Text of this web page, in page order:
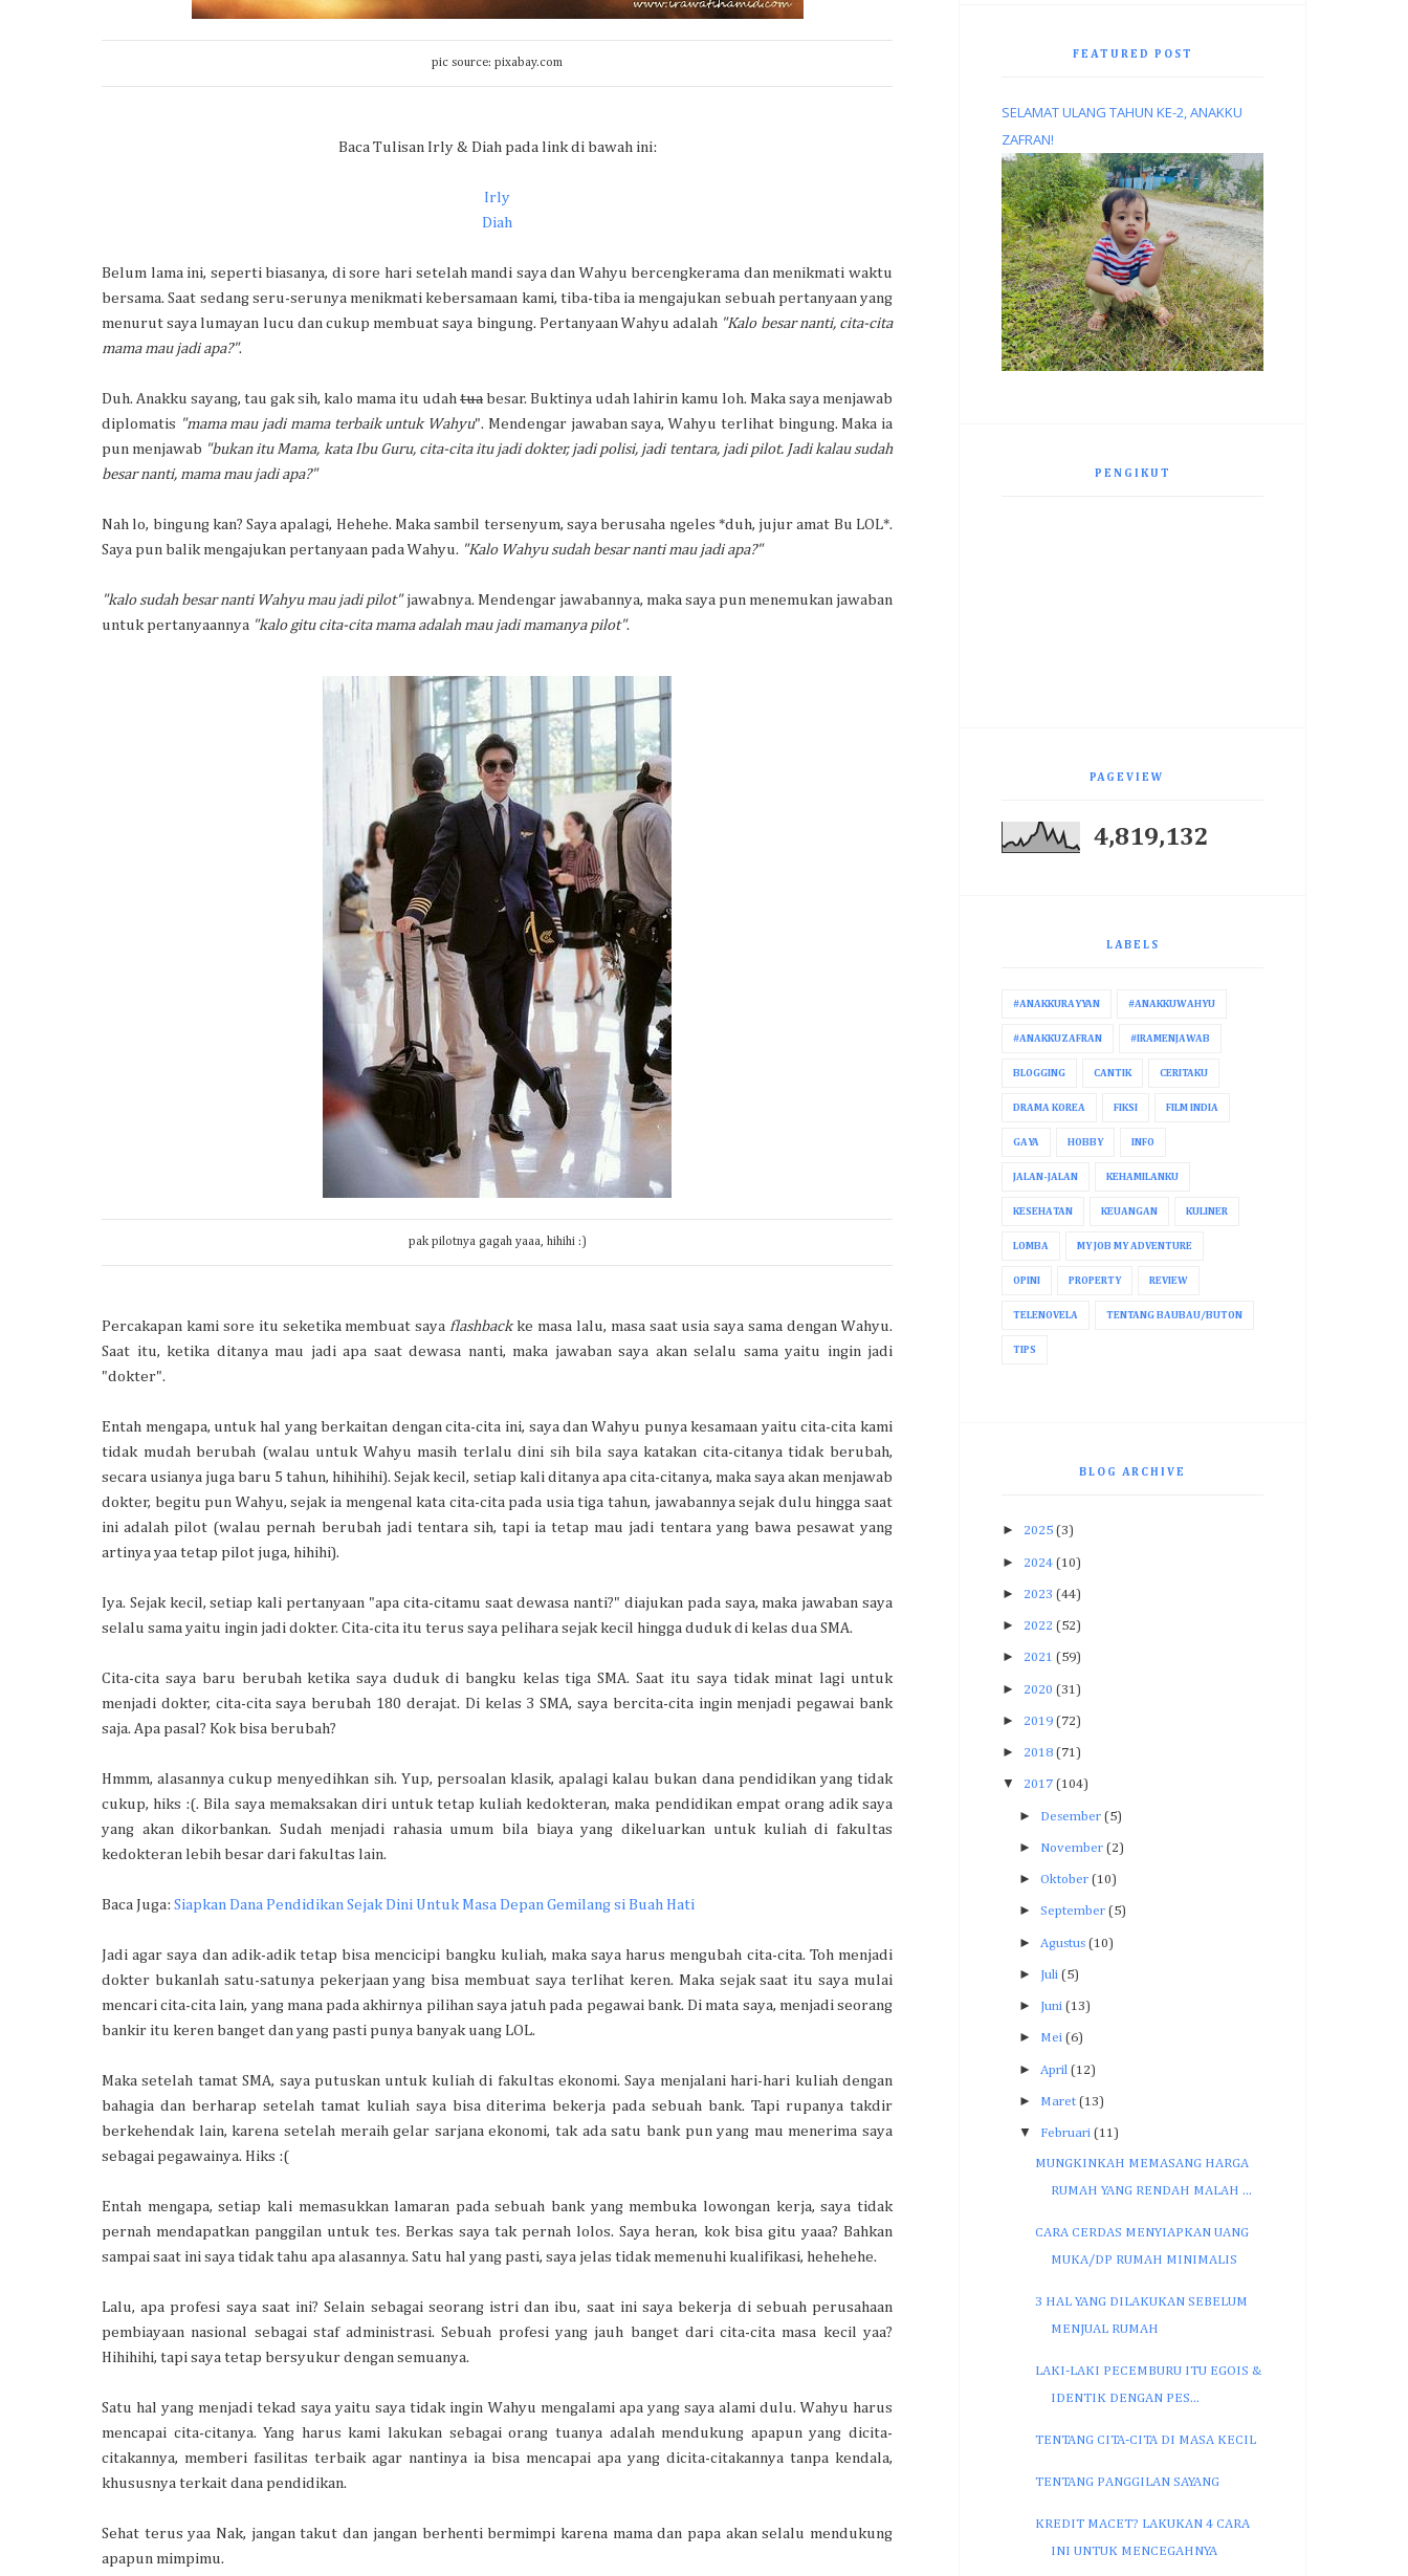
pic source: pixabay.com
Baca Tulisan Irly & Diah pada link di bawah ini:
Irly
Diah
Belum lama ini, seperti biasanya, di sore hari setelah mandi saya dan Wahyu bercengkerama dan menikmati waktu
bersama. Saat sedang seru-serunya menikmati kebersamaan kami, tiba-tiba ia mengajukan sebuah pertanyaan yang
menurut saya lumayan lucu dan cukup membuat saya bingung. Pertanyaan Wahyu adalah "Kalo besar nanti, cita-cita
mama mau jadi apa?".
Duh. Anakku sayang, tau gak sih, kalo mama itu udah tua besar. Buktinya udah lahirin kamu loh. Maka saya menjawab
diplomatis "mama mau jadi mama terbaik untuk Wahyu". Mendengar jawaban saya, Wahyu terlihat bingung. Maka ia
pun menjawab "bukan itu Mama, kata Ibu Guru, cita-cita itu jadi dokter, jadi polisi, jadi tentara, jadi pilot. Jadi kalau sudah
besar nanti, mama mau jadi apa?"
Nah lo, bingung kan? Saya apalagi, Hehehe. Maka sambil tersenyum, saya berusaha ngeles *duh, jujur amat Bu LOL*.
Saya pun balik mengajukan pertanyaan pada Wahyu. "Kalo Wahyu sudah besar nanti mau jadi apa?"
"kalo sudah besar nanti Wahyu mau jadi pilot"jawabnya. Mendengar jawabannya, maka saya pun menemukan jawaban
untuk pertanyaannya "kalo gitu cita-cita mama adalah mau jadi mamanya pilot".
pak pilotnya gagah yaaa, hihihi :)
Percakapan kami sore itu seketika membuat sayaflashback ke masa lalu, masa saat usia saya sama dengan Wahyu.
Saat itu, ketika ditanya mau jadi apa saat dewasa nanti, maka jawaban saya akan selalu sama yaitu ingin jadi
"dokter".
Entah mengapa, untuk hal yang berkaitan dengan cita-cita ini, saya dan Wahyu punya kesamaan yaitu cita-cita kami
tidak mudah berubah (walau untuk Wahyu masih terlalu dini sih bila saya katakan cita-citanya tidak berubah,
secara usianya juga baru 5 tahun, hihihihi). Sejak kecil, setiap kali ditanya apa cita-citanya, maka saya akan menjawab
dokter, begitu pun Wahyu, sejak ia mengenal kata cita-cita pada usia tiga tahun, jawabannya sejak dulu hingga saat
ini adalah pilot (walau pernah berubah jadi tentara sih, tapi ia tetap mau jadi tentara yang bawa pesawat yang
artinya yaa tetap pilot juga, hihihi).
Iya. Sejak kecil, setiap kali pertanyaan "apa cita-citamu saat dewasa nanti?" diajukan pada saya, maka jawaban saya
selalu sama yaitu ingin jadi dokter. Cita-cita itu terus saya pelihara sejak kecil hingga duduk di kelas dua SMA.
Cita-cita saya baru berubah ketika saya duduk di bangku kelas tiga SMA. Saat itu saya tidak minat lagi untuk
menjadi dokter, cita-cita saya berubah 180 derajat. Di kelas 3 SMA, saya bercita-cita ingin menjadi pegawai bank
saja. Apa pasal? Kok bisa berubah?
Hmmm, alasannya cukup menyedihkan sih. Yup, persoalan klasik, apalagi kalau bukan dana pendidikan yang tidak
cukup, hiks :(. Bila saya memaksakan diri untuk tetap kuliah kedokteran, maka pendidikan empat orang adik saya
yang akan dikorbankan. Sudah menjadi rahasia umum bila biaya yang dikeluarkan untuk kuliah di fakultas
kedokteran lebih besar dari fakultas lain.
Baca Juga: Siapkan Dana Pendidikan Sejak Dini Untuk Masa Depan Gemilang si Buah Hati
Jadi agar saya dan adik-adik tetap bisa mencicipi bangku kuliah, maka saya harus mengubah cita-cita. Toh menjadi
dokter bukanlah satu-satunya pekerjaan yang bisa membuat saya terlihat keren. Maka sejak saat itu saya mulai
mencari cita-cita lain, yang mana pada akhirnya pilihan saya jatuh pada pegawai bank. Di mata saya, menjadi seorang
bankir itu keren banget dan yang pasti punya banyak uang LOL.
Maka setelah tamat SMA, saya putuskan untuk kuliah di fakultas ekonomi. Saya menjalani hari-hari kuliah dengan
bahagia dan berharap setelah tamat kuliah saya bisa diterima bekerja pada sebuah bank. Tapi rupanya takdir
berkehendak lain, karena setelah meraih gelar sarjana ekonomi, tak ada satu bank pun yang mau menerima saya
sebagai pegawainya. Hiks :(
Entah mengapa, setiap kali memasukkan lamaran pada sebuah bank yang membuka lowongan kerja, saya tidak
pernah mendapatkan panggilan untuk tes. Berkas saya tak pernah lolos. Saya heran, kok bisa gitu yaaa? Bahkan
sampai saat ini saya tidak tahu apa alasannya. Satu hal yang pasti, saya jelas tidak memenuhi kualifikasi, hehehehe.
Lalu, apa profesi saya saat ini? Selain sebagai seorang istri dan ibu, saat ini saya bekerja di sebuah perusahaan
pembiayaan nasional sebagai staf administrasi. Sebuah profesi yang jauh banget dari cita-cita masa kecil yaa?
Hihihihi, tapi saya tetap bersyukur dengan semuanya.
Satu hal yang menjadi tekad saya yaitu saya tidak ingin Wahyu mengalami apa yang saya alami dulu. Wahyu harus
mencapai cita-citanya. Yang harus kami lakukan sebagai orang tuanya adalah mendukung apapun yang dicita-
citakannya, memberi fasilitas terbaik agar nantinya ia bisa mencapai apa yang dicita-citakannya tanpa kendala,
khususnya terkait dana pendidikan.
Sehat terus yaa Nak, jangan takut dan jangan berhenti bermimpi karena mama dan papa akan selalu mendukung
apapun mimpimu.
FEATURED POST
SELAMAT ULANG TAHUN KE-2, ANAKKU
ZAFRAN!
PENGIKUT
PAGEVIEW
4,819,132
LABELS
#ANAKKURAYYAN #ANAKKUWAHYU
#ANAKKUZAFRAN #IRAMENJAWAB
BLOGGING CANTIK CERITAKU
DRAMA KOREA FIKSI FILM INDIA
GAYA HOBBY INFO
JALAN-JALAN KEHAMILANKU
KESEHATAN KEUANGAN KULINER
LOMBA MY JOB MY ADVENTURE
OPINI PROPERTY REVIEW
TELENOVELA TENTANG BAUBAU/BUTON
TIPS
BLOG ARCHIVE
► 2025 (3)
► 2024 (10)
► 2023 (44)
► 2022 (52)
► 2021 (59)
► 2020 (31)
► 2019 (72)
► 2018 (71)
▼ 2017 (104)
► Desember (5)
► November (2)
► Oktober (10)
► September (5)
► Agustus (10)
► Juli (5)
► Juni (13)
► Mei (6)
► April (12)
► Maret (13)
▼ Februari (11)
MUNGKINKAH MEMASANG HARGA
RUMAH YANG RENDAH MALAH ...
CARA CERDAS MENYIAPKAN UANG
MUKA/DP RUMAH MINIMALIS
3 HAL YANG DILAKUKAN SEBELUM
MENJUAL RUMAH
LAKI-LAKI PECEMBURU ITU EGOIS &
IDENTIK DENGAN PES...
TENTANG CITA-CITA DI MASA KECIL
TENTANG PANGGILAN SAYANG
KREDIT MACET? LAKUKAN 4 CARA
INI UNTUK MENCEGAHNYA